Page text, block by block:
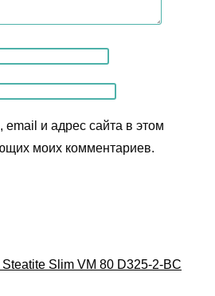
и адрес сайта в этом
моих комментариев.